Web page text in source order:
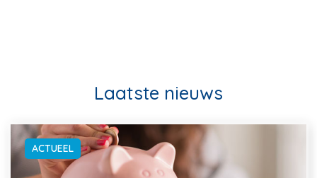
Laatste nieuws
ACTUEEL